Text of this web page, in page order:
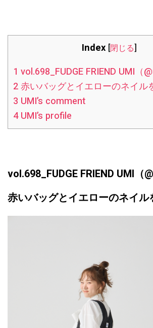
Index [閉じる]
1 vol.698_FUDGE FRIEND UMI（
2赤いバッグとイエローのネイル
3 UMI’s comment
4UMI’s profile
vol.698_FUDGE FRIEND UMI（@
赤いバッグとイエローのネイル